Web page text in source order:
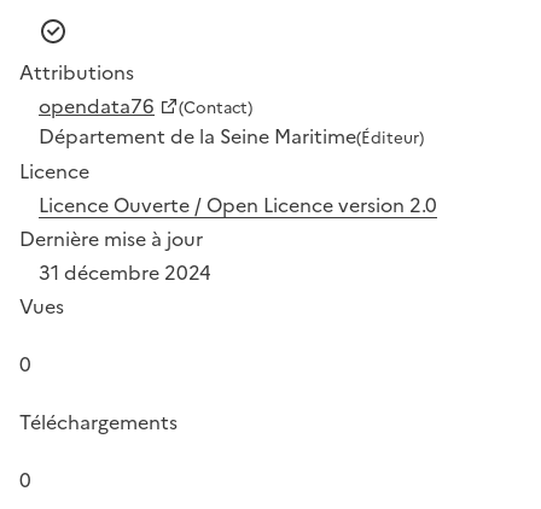
Attributions
opendata76
(Contact)
Département de la Seine Maritime(Éditeur)
Licence
Licence Ouverte / Open Licence version 2.0
Dernière mise à jour
31 décembre 2024
Vues
0
Téléchargements
0